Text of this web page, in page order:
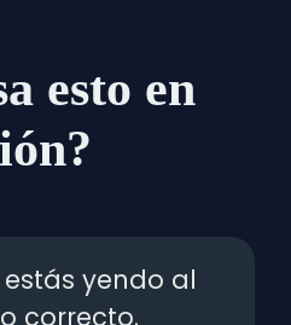
esto en
estás yendo al
correcto.